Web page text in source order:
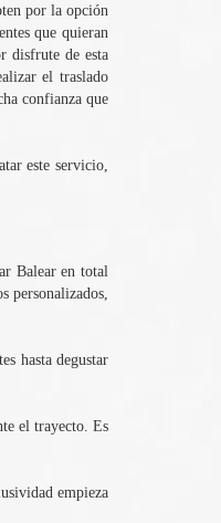
por la opción
que quieran
disfrute de esta
el traslado
confianza que
este servicio,
Balear en total
personalizados,
hasta degustar
el trayecto. Es
empieza